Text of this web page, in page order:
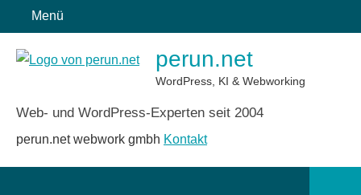
Inhalt
springen
Menü
perun.net
WordPress, KI & Webworking
Web- und WordPress-Experten seit 2004
perun.net webwork gmbh Kontakt